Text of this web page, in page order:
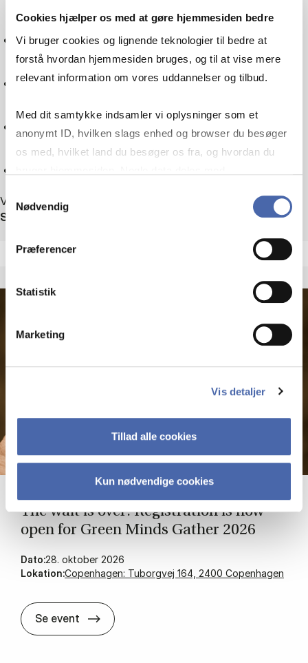
Cookies hjælper os med at gøre hjemmesiden bedre
Vi bruger cookies og lignende teknologier til bedre at
forstå hvordan hjemmesiden bruges, og til at vise mere
relevant information om vores uddannelser og tilbud.
Med dit samtykke indsamler vi oplysninger som et
anonymt ID, hvilken slags enhed og browser du besøger
os med, hvilket land du besøger os fra, og hvordan du
markedsføring. Du bestemmer selv - og kan altid trække
Nødvendig
Præferencer
Statistik
Marketing
Vis detaljer
Tillad alle cookies
Kun nødvendige cookies
Skatteret
Sociologi
Teknologi
Viser 1 ud af 1 arrangementer
Sortér efter
The wait is over: Re­gis­tra­tion is now
open for Green Minds Gath­er 2026
Dato:28. oktober 2026
Lokation:Copenhagen: Tuborgvej 164, 2400 Copenhagen
Se event The wait is over: Re­gis­tra­tion is now